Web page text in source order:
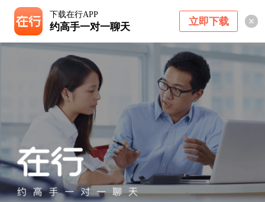
下载在行APP
约高手一对一聊天 立即下载